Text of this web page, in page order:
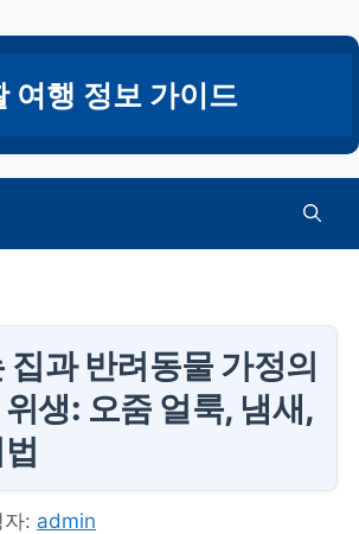
여행 정보 가이드
집과 반려동물 가정의
생: 오줌 얼룩, 냄새,
자: admin